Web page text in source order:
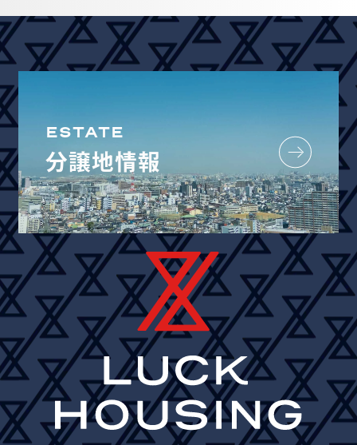
ESTATE
分譲地情報